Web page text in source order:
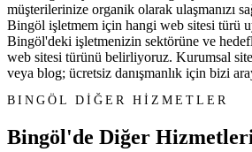
müşterilerinize organik olarak ulaşmanızı
Bingöl işletmem için hangi web sitesi türü
Bingöl'deki işletmenizin sektörüne ve
web sitesi türünü belirliyoruz. Kurumsal
veya blog; ücretsiz danışmanlık için bizi
BINGÖL DİĞER HİZMETLER
Bingöl'de Diğer